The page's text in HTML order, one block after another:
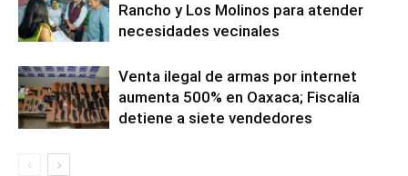
Rancho y Los Molinos para atender
necesidades vecinales
Venta ilegal de armas por internet
aumenta 500% en Oaxaca; Fiscalía
detiene a siete vendedores